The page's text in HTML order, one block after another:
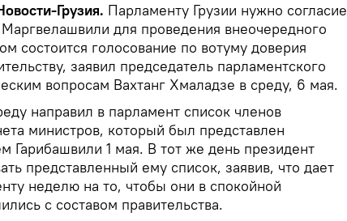
Грузия. Парламенту Грузии нужно согласие
Маргвелашвили для проведения внеочередного
состоится голосование по вотуму доверия
заявил председатель парламентского
вопросам Вахтанг Хмаладзе в среду, 6 мая.
направил в парламент список членов
министров, который был представлен
Гарибашвили 1 мая. В тот же день президент
представленный ему список, заявив, что дает
неделю на то, чтобы они в спокойной
с составом правительства.